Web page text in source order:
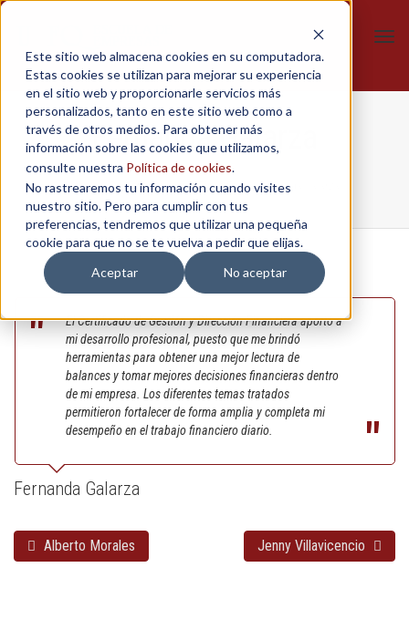
Este sitio web almacena cookies en su computadora.
Estas cookies se utilizan para mejorar su experiencia
en el sitio web y proporcionarle servicios más
personalizados, tanto en este sitio web como a
través de otros medios. Para obtener más
información sobre las cookies que utilizamos,
consulte nuestra Política de cookies.
No rastrearemos tu información cuando visites
nuestro sitio. Pero para cumplir con tus
preferencias, tendremos que utilizar una pequeña
cookie para que no se te vuelva a pedir que elijas.
Aceptar
No aceptar
Fernanda Galarza
Home / Gestión y Dirección Financiera / Fernanda Galarza
El Certificado de Gestión y Dirección Financiera aportó a
mi desarrollo profesional, puesto que me brindó
herramientas para obtener una mejor lectura de
balances y tomar mejores decisiones financieras dentro
de mi empresa. Los diferentes temas tratados
permitieron fortalecer de forma amplia y completa mi
desempeño en el trabajo financiero diario.
Fernanda Galarza
Alberto Morales Jenny Villavicencio